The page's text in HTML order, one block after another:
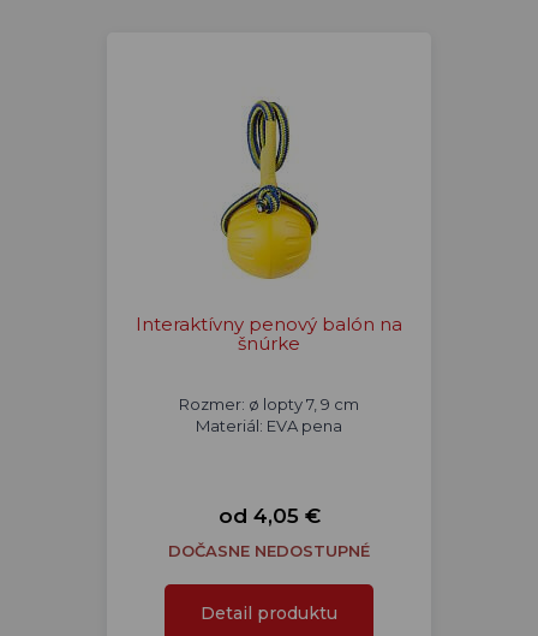
Interaktívny penový balón na
šnúrke
Rozmer: ø lopty 7, 9 cm
Materiál: EVA pena
od 4,05 €
DOČASNE NEDOSTUPNÉ
Detail produktu